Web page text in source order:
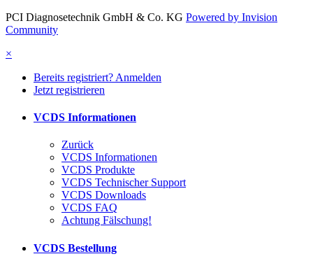
PCI Diagnosetechnik GmbH & Co. KG Powered by Invision
Community
×
Bereits registriert? Anmelden
Jetzt registrieren
VCDS Informationen
Zurück
VCDS Informationen
VCDS Produkte
VCDS Technischer Support
VCDS Downloads
VCDS FAQ
Achtung Fälschung!
VCDS Bestellung